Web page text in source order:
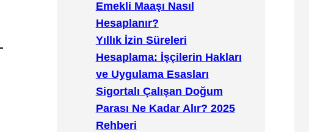
Emekli Maaşı Nasıl
Hesaplanır?
Yıllık İzin Süreleri
Hesaplama: İşçilerin Hakları
ve Uygulama Esasları
Sigortalı Çalışan Doğum
Parası Ne Kadar Alır? 2025
Rehberi